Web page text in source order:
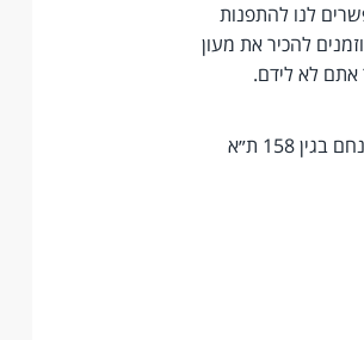
לנו להתפנות
להכיר את מעון
לא לידם.
158 ת״א